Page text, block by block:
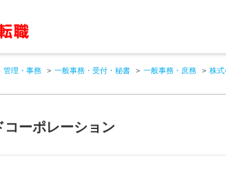
管理・事務 一般事務・受付・秘書 一般事務・庶務 株式
ーポレーション